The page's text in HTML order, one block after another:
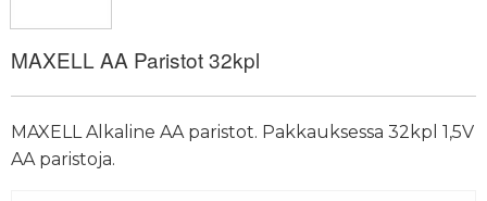
MAXELL AA Paristot 32kpl
MAXELL Alkaline AA paristot. Pakkauksessa 32kpl 1,5V
AA paristoja.